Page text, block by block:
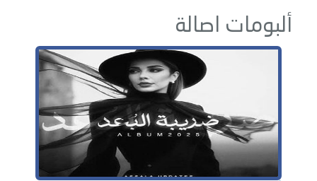
ألبومات اصالة